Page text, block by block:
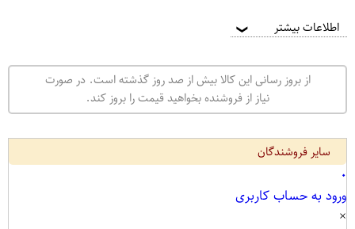
اطلاعات بیشتر ❯
از بروز رسانی این کالا بیش از صد روز گذشته است. در صورت
نیاز از فروشنده بخواهید قیمت را بروز کند.
سایر فروشندگان
۰
ورود به حساب کاربری
×